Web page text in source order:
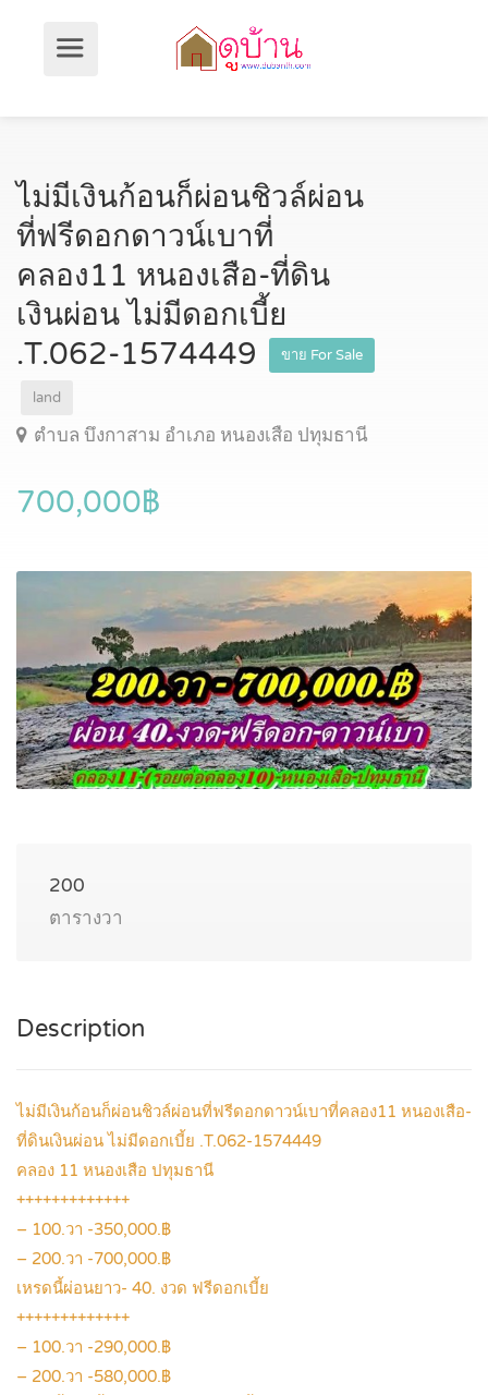
ไม่มีเงินก้อนก็ผ่อนชิวล์ผ่อน
ที่ฟรีดอกดาวน์เบาที่
คลอง11 หนองเสือ-ที่ดิน
เงินผ่อน ไม่มีดอกเบี้ย
.T.062-1574449
ขาย For Sale
land
ตำบล บึงกาสาม อำเภอ หนองเสือ ปทุมธานี
700,000฿
200
ตารางวา
Description
ไม่มีเงินก้อนก็ผ่อนชิวล์ผ่อนที่ฟรีดอกดาวน์เบาที่คลอง11 หนองเสือ-
ที่ดินเงินผ่อน ไม่มีดอกเบี้ย .T.062-1574449
คลอง 11 หนองเสือ ปทุมธานี
+++++++++++++
– 100.วา -350,000.฿
– 200.วา -700,000.฿
เหรดนี้ผ่อนยาว- 40. งวด ฟรีดอกเบี้ย
+++++++++++++
– 100.วา -290,000.฿
– 200.วา -580,000.฿